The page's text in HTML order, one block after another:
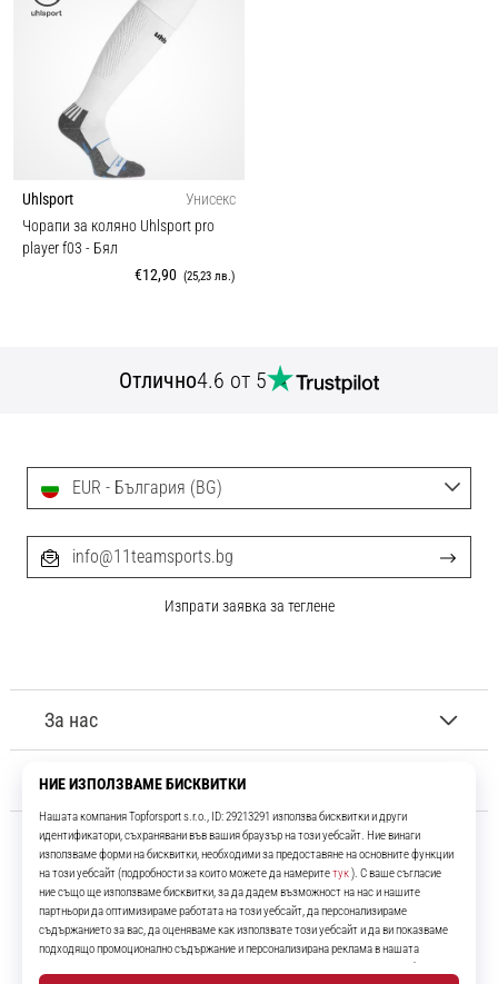
Uhlsport
Унисекс
Чорапи за коляно Uhlsport pro
player f03 - Бял
€12,90 (25,23 лв.)
Отлично4.6 от 5
11teamsports.bg
Повече от 16 години ние сме ваши съотборници, представяйки ви
най-добрите и най-новите футболни продукти.
За нас
Обслужване на клиенти
EUR - България (BG)
info@11teamsports.bg
Изпрати заявка за теглене